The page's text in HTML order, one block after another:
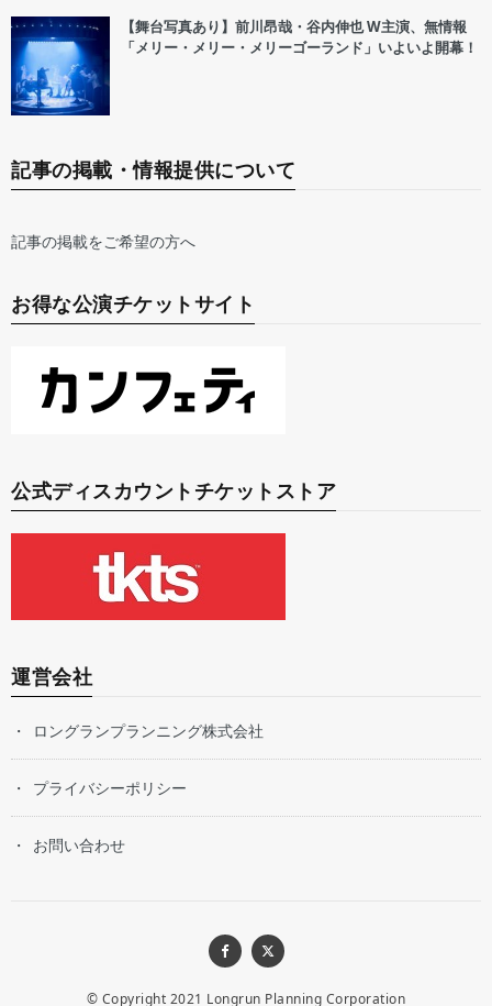
【舞台写真あり】前川昂哉・谷内伸也 W主演、無情報
「メリー・メリー・メリーゴーランド」いよいよ開幕！
記事の掲載・情報提供について
記事の掲載をご希望の方へ
お得な公演チケットサイト
公式ディスカウントチケットストア
運営会社
ロングランプランニング株式会社
プライバシーポリシー
お問い合わせ
© Copyright 2021 Longrun Planning Corporation